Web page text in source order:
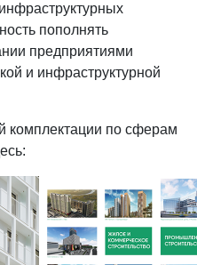
пополнять
предприятиями
и инфраструктурной
комплектации по сферам